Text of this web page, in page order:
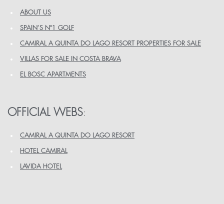
ABOUT US
SPAIN’S Nº1 GOLF
CAMIRAL A QUINTA DO LAGO RESORT PROPERTIES FOR SALE
VILLAS FOR SALE IN COSTA BRAVA
EL BOSC APARTMENTS
OFFICIAL WEBS:
CAMIRAL A QUINTA DO LAGO RESORT
HOTEL CAMIRAL
LAVIDA HOTEL